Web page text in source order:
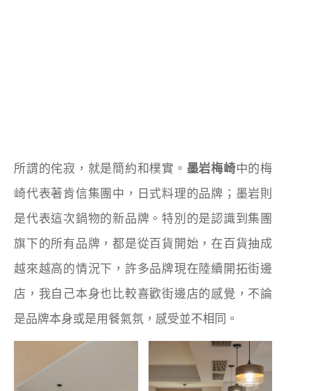
所謂的侘寂，就是簡約和樸實。 墨岩梅崎中的梅
崎代表著肯信集團中，日式料理的品牌；墨岩則
是代表這次鍋物的新品牌。特別的是認識到集團
旗下的所有品牌，都是從百貨開始，在百貨抽成
越來越高的情況下，許多品牌現在陸續開拓街邊
店，我自己本身也比較喜歡街邊店的感覺，不論
是品牌本身或是用餐氣氛，感受並不相同。